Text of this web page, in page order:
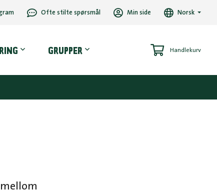
Ofte stilte spørsmål Min side Norsk
GRUPPER Handlekurv